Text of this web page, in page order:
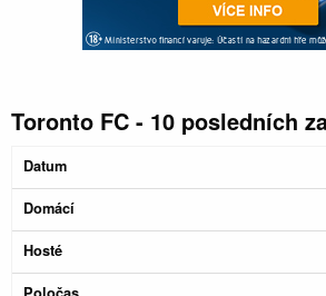
Toronto FC - 10 posledních
Datum